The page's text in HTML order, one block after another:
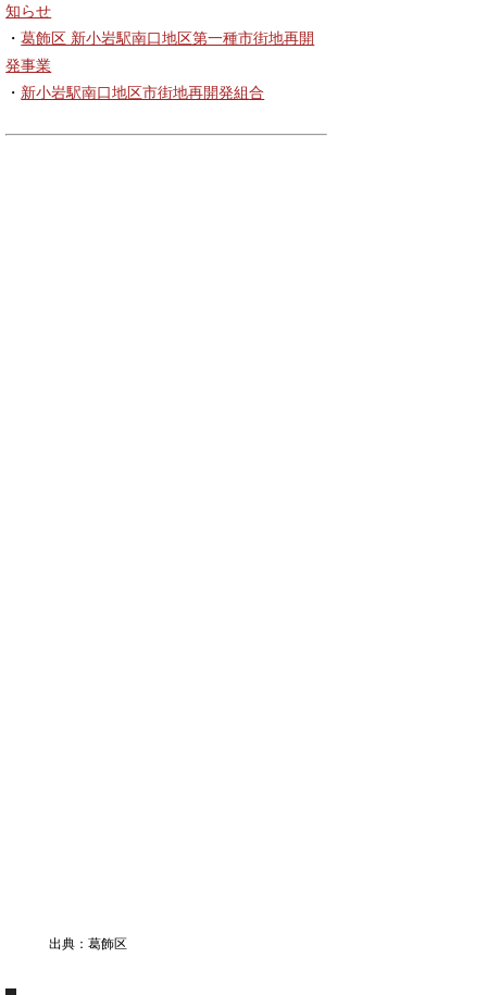
知らせ
・葛飾区 新小岩駅南口地区第一種市街地再開
発事業
・ 新小岩駅南口地区市街地再開発組合
出典：葛飾区